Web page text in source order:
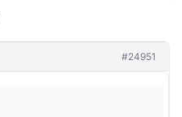
#24951